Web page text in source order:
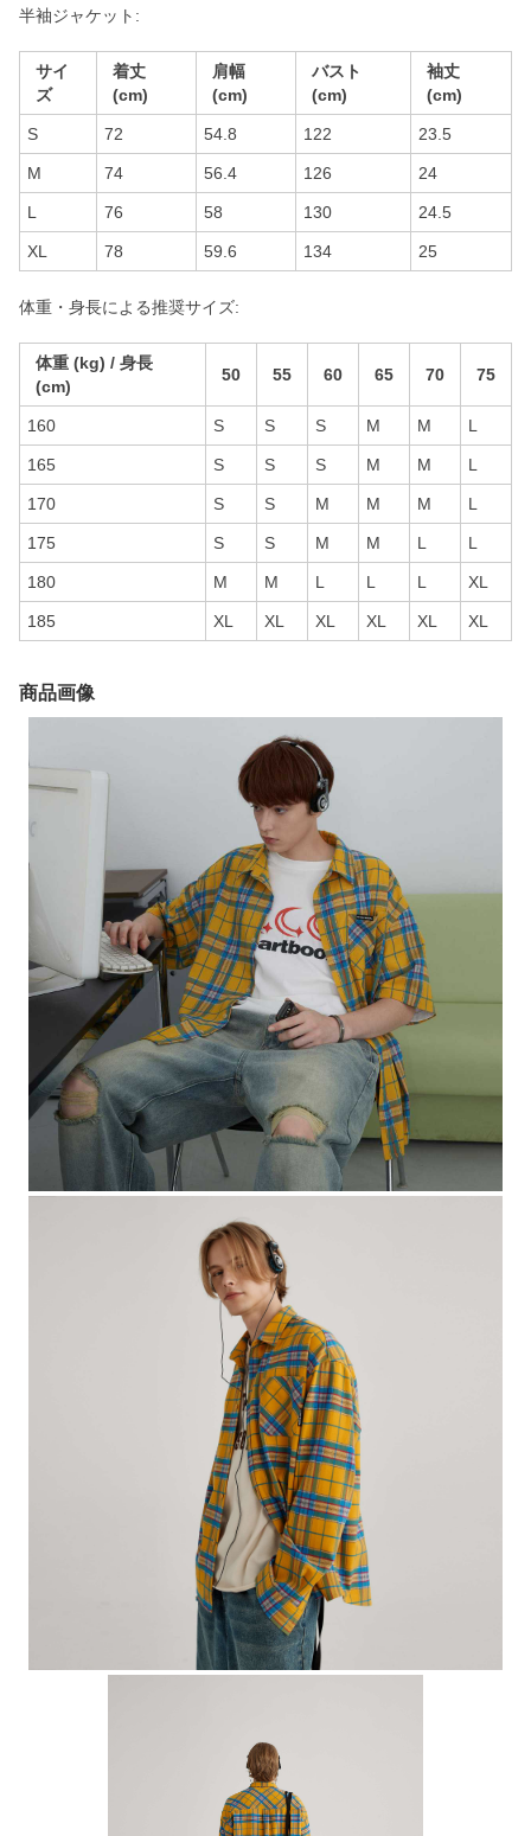
半袖ジャケット:
サイ
ズ
着丈
(cm)
肩幅
(cm)
バスト
(cm)
袖丈
(cm)
S 72 54.8 122 23.5
M 74 56.4 126 24
L 76 58 130 24.5
XL 78 59.6 134 25
体重・身長による推奨サイズ:
体重 (kg) / 身長
(cm)
50 55 60 65 70 75
160 S S S M M L
165 S S S M M L
170 S S M M M L
175 S S M M L L
180 M M L L L XL
185 XL XL XL XL XL XL
商品画像